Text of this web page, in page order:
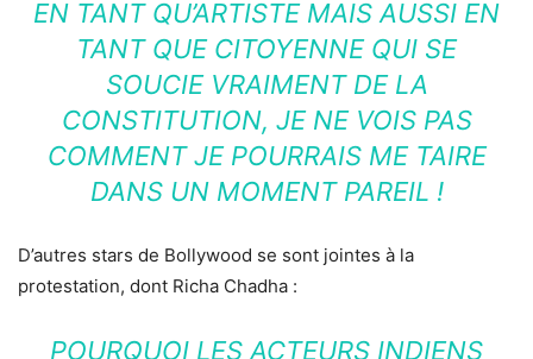
EN TANT QU’ARTISTE MAIS AUSSI EN
TANT QUE CITOYENNE QUI SE
SOUCIE VRAIMENT DE LA
CONSTITUTION, JE NE VOIS PAS
COMMENT JE POURRAIS ME TAIRE
DANS UN MOMENT PAREIL !
D’autres stars de Bollywood se sont jointes à la
protestation, dont Richa Chadha :
POURQUOI LES ACTEURS INDIENS